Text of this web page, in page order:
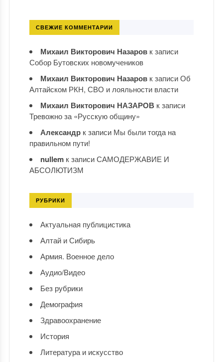
СВЕЖИЕ КОММЕНТАРИИ
Михаил Викторович Назаровк записи
Собор Бутовских новомучеников
Михаил Викторович Назаровк записиОб
Алтайском РКН, СВО и лояльности власти
Михаил Викторович НАЗАРОВ к записи
Тревожно за «Русскую общину»
Александрк записи Мы были тогда на
правильном пути!
nullemк записиСАМОДЕРЖАВИЕ И
АБСОЛЮТИЗМ
РУБРИКИ
Актуальная публицистика
Алтай и Сибирь
Армия. Военное дело
Аудио/Видео
Без рубрики
Демография
Здравоохранение
История
Литература и искусство